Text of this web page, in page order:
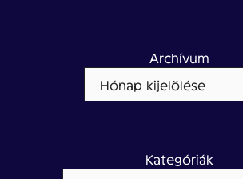
Archívum
Kategóriák